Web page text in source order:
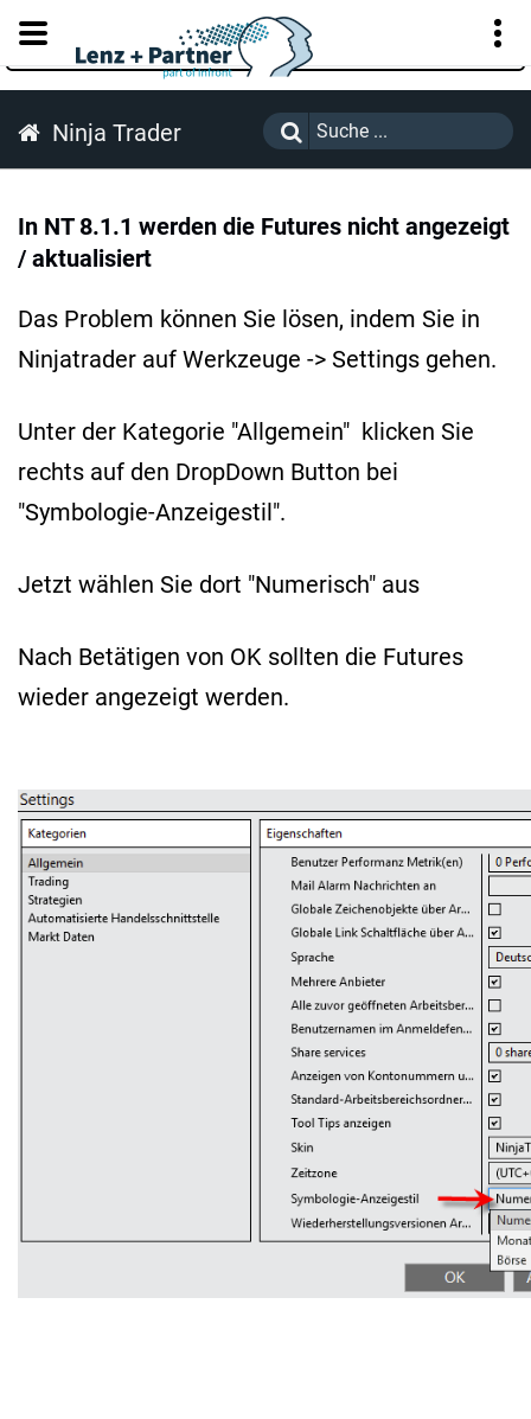
KUNDENPORTAL
Ninja Trader
In NT 8.1.1 werden die Futures nicht angezeigt
/ aktualisiert
Das Problem können Sie lösen, indem Sie in
Ninjatrader auf Werkzeuge -> Settings gehen.
Unter der Kategorie "Allgemein" klicken Sie
rechts auf den DropDown Button bei
"Symbologie-Anzeigestil".
Jetzt wählen Sie dort "Numerisch" aus
Nach Betätigen von OK sollten die Futures
wieder angezeigt werden.